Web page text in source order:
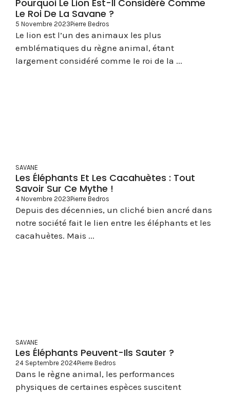
Pourquoi Le Lion Est-Il Considéré Comme
Le Roi De La Savane ?
5 Novembre 2023Pierre Bedros
Le lion est l’un des animaux les plus
emblématiques du règne animal, étant
largement considéré comme le roi de la ...
SAVANE
Les Éléphants Et Les Cacahuètes : Tout
Savoir Sur Ce Mythe !
4 Novembre 2023Pierre Bedros
Depuis des décennies, un cliché bien ancré dans
notre société fait le lien entre les éléphants et les
cacahuètes. Mais ...
SAVANE
Les Éléphants Peuvent-Ils Sauter ?
24 Septembre 2024Pierre Bedros
Dans le règne animal, les performances
physiques de certaines espèces suscitent